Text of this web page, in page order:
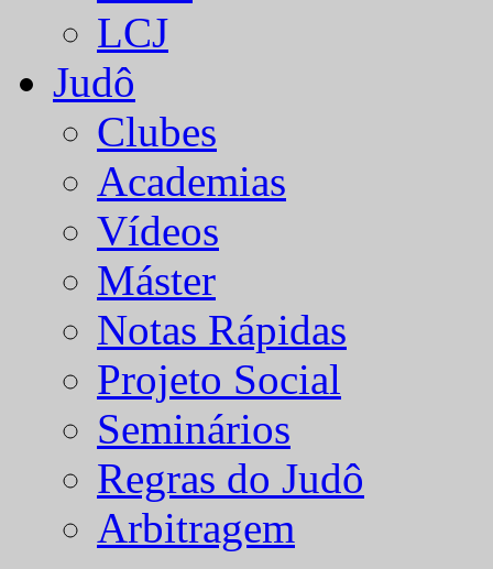
LCJ
Judô
Clubes
Academias
Vídeos
Máster
Notas Rápidas
Projeto Social
Seminários
Regras do Judô
Arbitragem